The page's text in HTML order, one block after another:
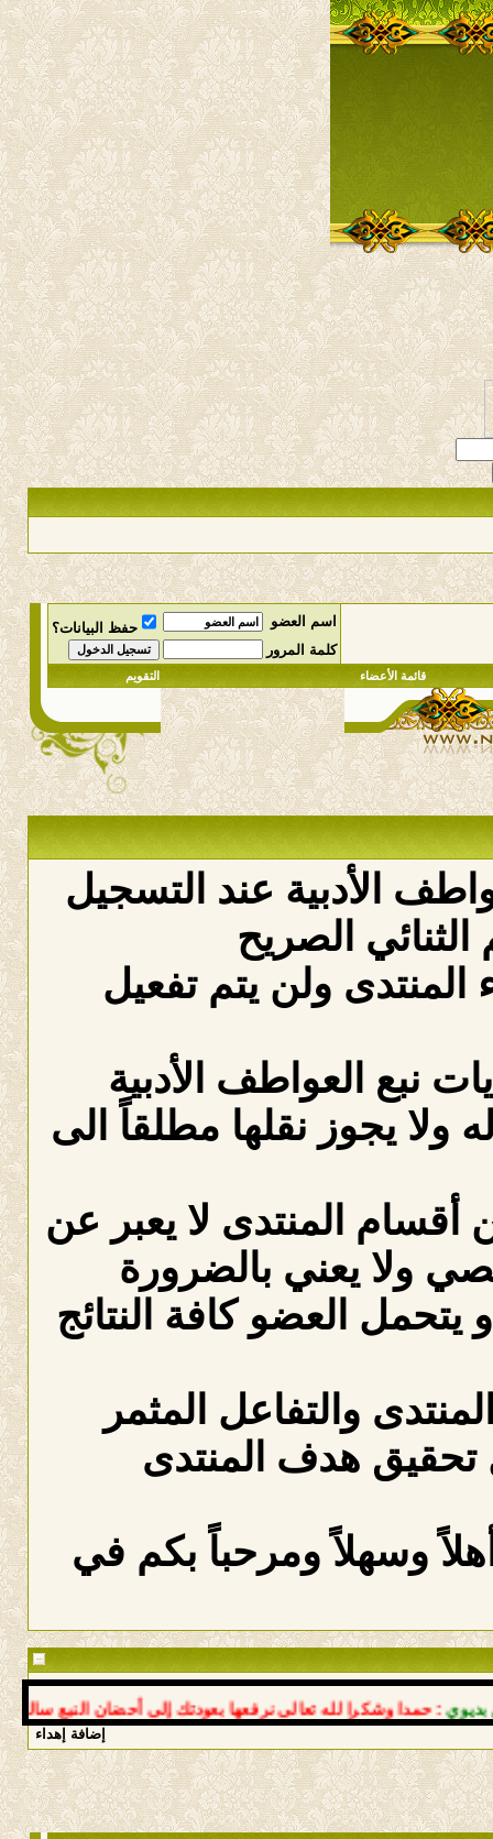
اسم العضو
حفظ البيانات؟
كلمة المرور
قائمة الأعضاء التقويم
الأدبية عند التسجيل
الصريح
ولن يتم تفعيل
نبع العواطف الأدبية
ولا يجوز نقلها مطلقاً الى
المنتدى لا يعبر عن
ولا يعني بالضرورة
العضو كافة النتائج
والتفاعل المثمر
هدف المنتدى
وسهلاً ومرحباً بكم في
: حمدا وشكرا لله تعالى نرفعها بعودتك إلى أحضان النبع سالما
إضافة إهداء